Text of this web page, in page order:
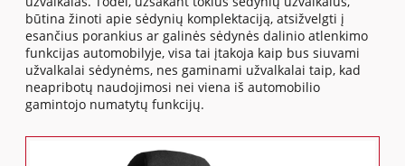
būtina žinoti apie sėdynių komplektaciją, atsižvelgti į
esančius porankius ar galinės sėdynės dalinio atlenkimo
funkcijas automobilyje, visa tai įtakoja kaip bus siuvami
užvalkalai sėdynėms, nes gaminami užvalkalai taip, kad
neapribotų naudojimosi nei viena iš automobilio
gamintojo numatytų funkcijų.